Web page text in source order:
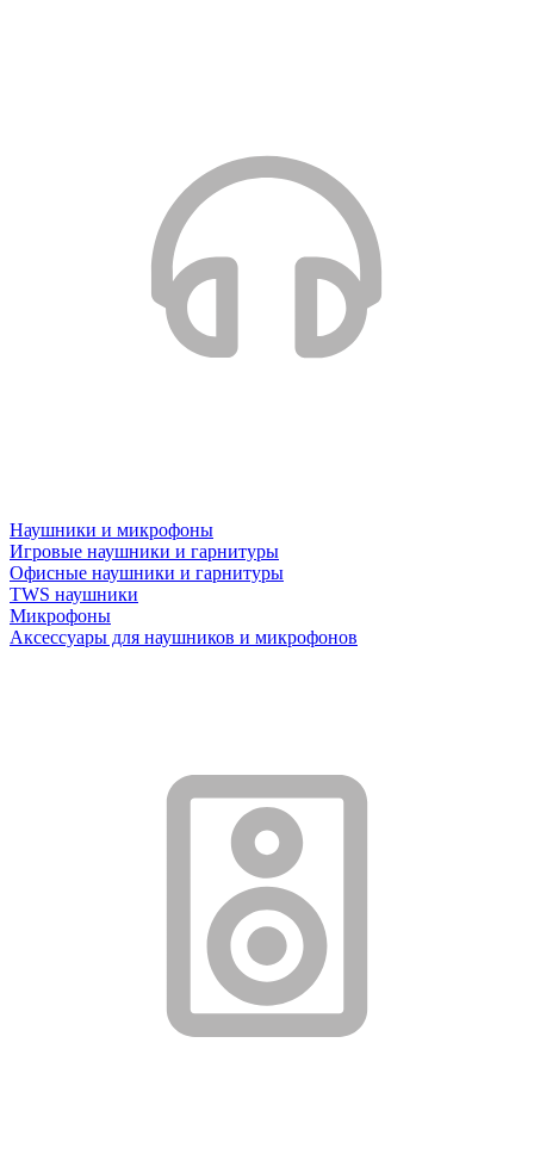
Наушники и микрофоны
Игровые наушники и гарнитуры
Офисные наушники и гарнитуры
TWS наушники
Микрофоны
Аксессуары для наушников и микрофонов